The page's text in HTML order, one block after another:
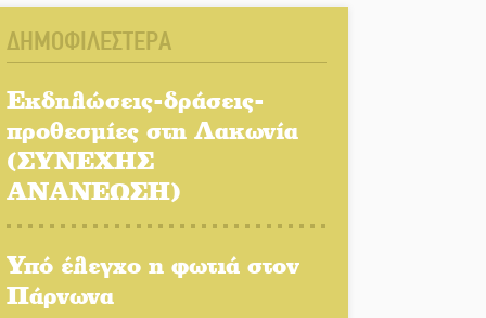
Αυθεντικό γλέντι με «Γιορτή
Βραστού» στη Σοχά
Το τελεφερίκ της
Μονεμβασιάς στο τραπέζι
Πολιτισμός και παράδοση
ΔΗΜΟΦΙΛΕΣΤΕΡΑ
Εκδηλώσεις-δράσεις-
προθεσμίες στη Λακωνία
(ΣΥΝΕΧΗΣ
ΑΝΑΝΕΩΣΗ)
Υπό έλεγχο η φωτιά στον
Πάρνωνα